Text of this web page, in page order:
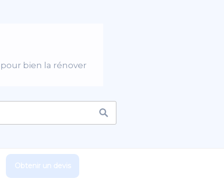
bien la rénover
Obtenir un devis